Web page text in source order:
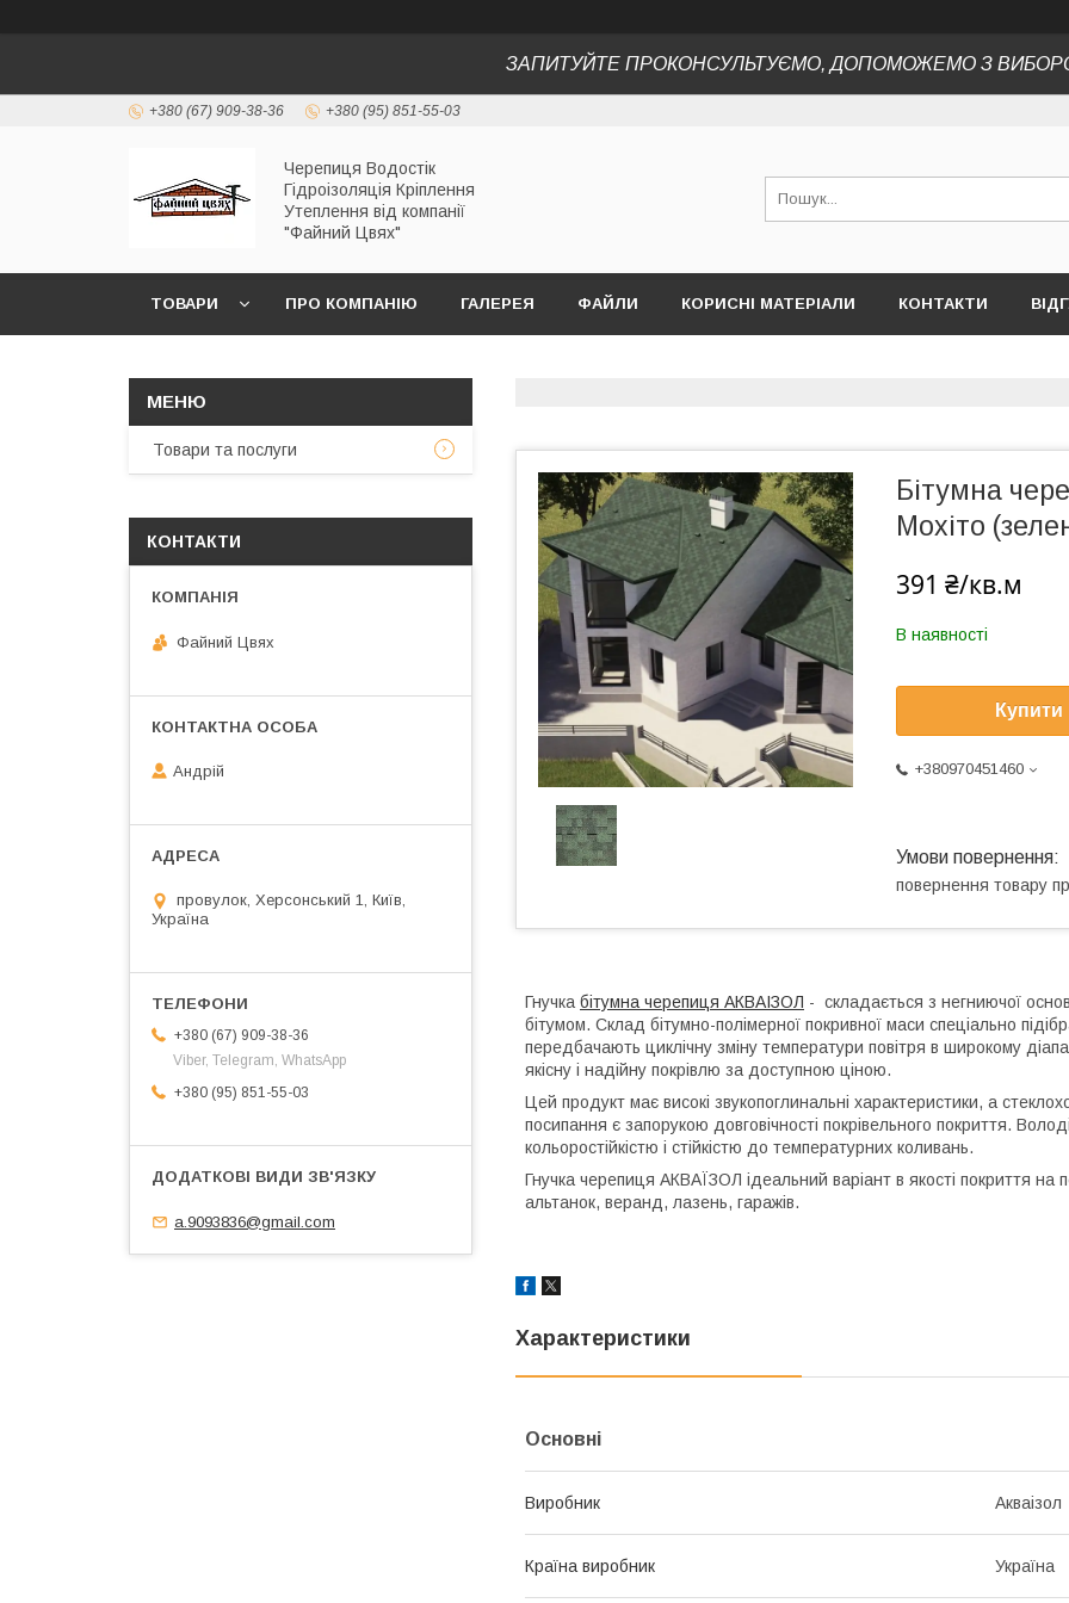
ЗАПИТУЙТЕ ПРОКОНСУЛЬТУЄМО, ДОПОМОЖЕМО З
+380 (67) 909-38-36 +380 (95) 851-55-03
Черепиця Водостік
Гідроізоляція Кріплення
Утеплення від компанії
"Файний Цвях"
ТОВАРИ ПРО КОМПАНІЮ ГАЛЕРЕЯ ФАЙЛИ КОРИСНІ МАТЕРІАЛИ КОНТАКТИ
Бітумна
Мохіто
391 ₴/кв.м
В наявності
Купити
+380970451460
повернення товару
Гнучка бітумна черепиця АКВАІЗОЛ - складається з негниючої
бітумом. Склад бітумно-полімерної покривної маси спеціально
передбачають циклічну зміну температури повітря в широкому
якісну і надійну покрівлю за доступною ціною.
Цей продукт має високі звукопоглинальні характеристики, а
посипання є запорукою довговічності покрівельного покриття.
кольоростійкістю і стійкістю до температурних коливань.
Гнучка черепиця АКВАЇЗОЛ ідеальний варіант в якості покриття
альтанок, веранд, лазень, гаражів.
Характеристики
Основні
Виробник Акваізол
Країна виробник Україна
Товари та послуги
КОНТАКТИ
Файний Цвях
Андрій
провулок, Херсонський 1, Київ,
Україна
+380 (67) 909-38-36
Viber, Telegram, WhatsApp
+380 (95) 851-55-03
a.9093836@gmail.com